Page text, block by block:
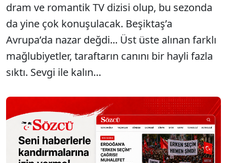
dram ve romantik TV dizisi olup, bu sezonda
da yine çok konuşulacak. Beşiktaş’a
Avrupa’da nazar değdi... Üst üste alınan farklı
mağlubiyetler, taraftarın canını bir hayli fazla
sıktı. Sevgi ile kalın…